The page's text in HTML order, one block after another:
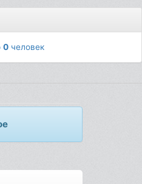
0 человек